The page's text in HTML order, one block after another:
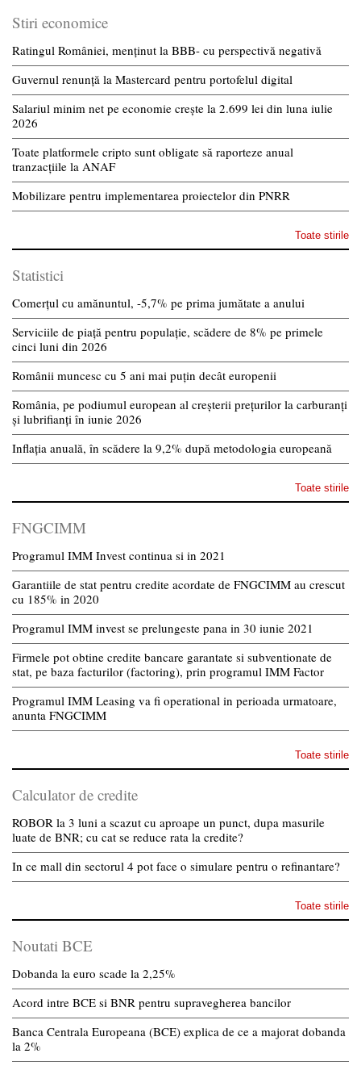
Stiri economice
Ratingul României, menținut la BBB- cu perspectivă negativă
Guvernul renunță la Mastercard pentru portofelul digital
Salariul minim net pe economie crește la 2.699 lei din luna iulie
2026
Toate platformele cripto sunt obligate să raporteze anual
tranzacțiile la ANAF
Mobilizare pentru implementarea proiectelor din PNRR
Toate stirile
Statistici
Comerțul cu amănuntul, -5,7% pe prima jumătate a anului
Serviciile de piață pentru populație, scădere de 8% pe primele
cinci luni din 2026
Românii muncesc cu 5 ani mai puțin decât europenii
România, pe podiumul european al creșterii prețurilor la carburanți
și lubrifianți în iunie 2026
Inflația anuală, în scădere la 9,2% după metodologia europeană
Toate stirile
FNGCIMM
Programul IMM Invest continua si in 2021
Garantiile de stat pentru credite acordate de FNGCIMM au crescut
cu 185% in 2020
Programul IMM invest se prelungeste pana in 30 iunie 2021
Firmele pot obtine credite bancare garantate si subventionate de
stat, pe baza facturilor (factoring), prin programul IMM Factor
Programul IMM Leasing va fi operational in perioada urmatoare,
anunta FNGCIMM
Toate stirile
Calculator de credite
ROBOR la 3 luni a scazut cu aproape un punct, dupa masurile
luate de BNR; cu cat se reduce rata la credite?
In ce mall din sectorul 4 pot face o simulare pentru o refinantare?
Toate stirile
Noutati BCE
Dobanda la euro scade la 2,25%
Acord intre BCE si BNR pentru supravegherea bancilor
Banca Centrala Europeana (BCE) explica de ce a majorat dobanda
la 2%